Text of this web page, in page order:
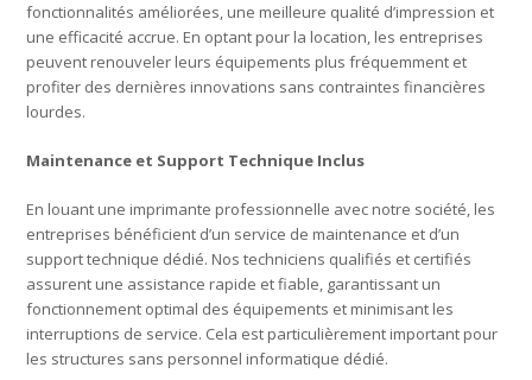
fonctionnalités améliorées, une meilleure qualité d’impression et
une efficacité accrue. En optant pour la location, les entreprises
peuvent renouveler leurs équipements plus fréquemment et
profiter des dernières innovations sans contraintes financières
lourdes.
Maintenance et Support Technique Inclus
En louant une imprimante professionnelle avec notre société, les
entreprises bénéficient d’un service de maintenance et d’un
support technique dédié. Nos techniciens qualifiés et certifiés
assurent une assistance rapide et fiable, garantissant un
fonctionnement optimal des équipements et minimisant les
interruptions de service. Cela est particulièrement important pour
les structures sans personnel informatique dédié.